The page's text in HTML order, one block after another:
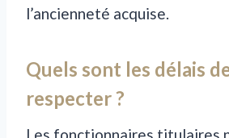
l’ancienneté acquise.
Quels sont les délais
respecter ?